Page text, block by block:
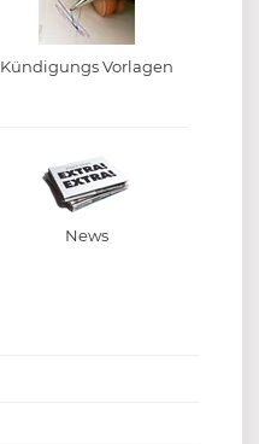
Kündigungs Vorlagen
News